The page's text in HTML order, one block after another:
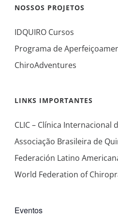
NOSSOS PROJETOS
IDQUIRO Cursos
Programa de
ChiroAdventures
LINKS IMPORTANTES
CLIC – Clínica Internacional
Associação Brasileira de
Federación Latino
World Federation of
Eventos